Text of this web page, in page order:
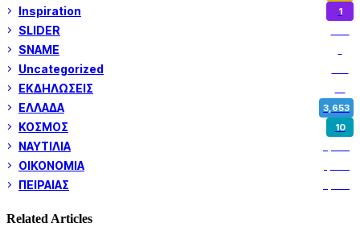
Inspiration 1
SLIDER
SNAME
Uncategorized
ΕΚΔΗΛΩΣΕΙΣ
ΕΛΛΑΔΑ 3,653
ΚΟΣΜΟΣ 10
ΝΑΥΤΙΛΙΑ
ΟΙΚΟΝΟΜΙΑ
ΠΕΙΡΑΙΑΣ
Related Articles